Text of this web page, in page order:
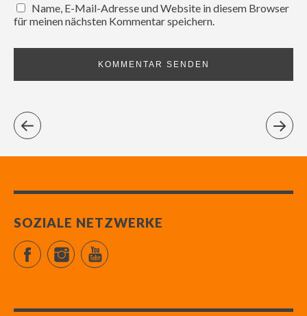
Name, E-Mail-Adresse und Website in diesem Browser
für meinen nächsten Kommentar speichern.
SOZIALE NETZWERKE
FacebookInstagramYouTube